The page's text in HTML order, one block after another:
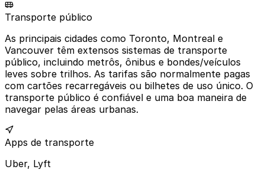
Transporte público
As principais cidades como Toronto, Montreal e
Vancouver têm extensos sistemas de transporte
público, incluindo metrôs, ônibus e bondes/veículos
leves sobre trilhos. As tarifas são normalmente pagas
com cartões recarregáveis ou bilhetes de uso único. O
transporte público é confiável e uma boa maneira de
navegar pelas áreas urbanas.
Apps de transporte
Uber, Lyft